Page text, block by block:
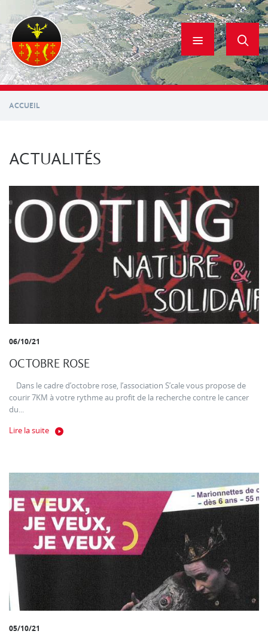
contenu
principal
ACCUEIL
ACTUALITÉS
06/10/21
OCTOBRE ROSE
Dans le cadre d’octobre rose, l’association S’cale vous propose de
courir 7KM à votre rythme au profit de la recherche contre le cancer
du...
Lire la suite
05/10/21